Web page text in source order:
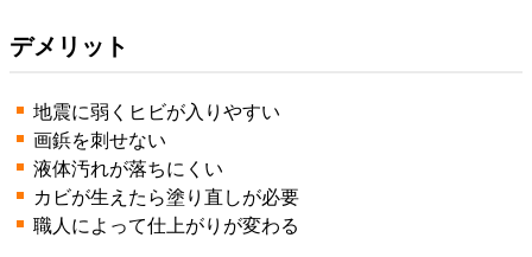
デメリット
地震に弱くヒビが入りやすい
画鋲を刺せない
液体汚れが落ちにくい
カビが生えたら塗り直しが必要
職人によって仕上がりが変わる